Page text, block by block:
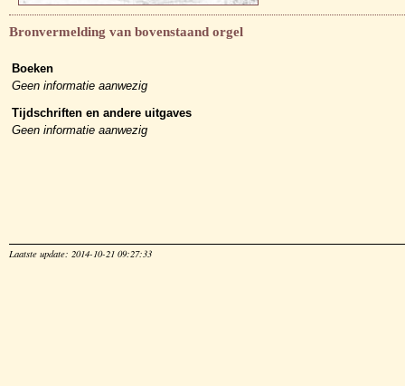
Bronvermelding van bovenstaand orgel
Boeken
Geen informatie aanwezig
Tijdschriften en andere uitgaves
Geen informatie aanwezig
Laatste update: 2014-10-21 09:27:33